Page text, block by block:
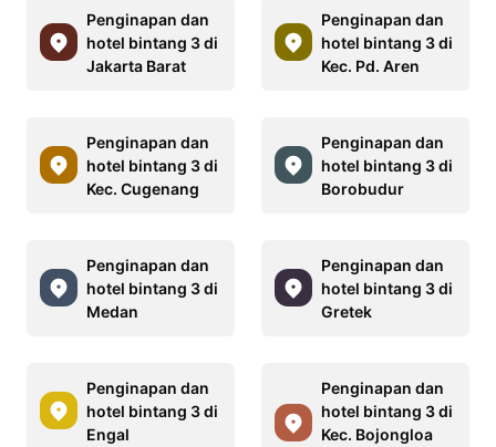
Penginapan dan
hotel bintang 3 di
Jakarta Barat
Penginapan dan
hotel bintang 3 di
Kec. Pd. Aren
Penginapan dan
hotel bintang 3 di
Kec. Cugenang
Penginapan dan
hotel bintang 3 di
Borobudur
Penginapan dan
hotel bintang 3 di
Medan
Penginapan dan
hotel bintang 3 di
Gretek
Penginapan dan
hotel bintang 3 di
Engal
Penginapan dan
hotel bintang 3 di
Kec. Bojongloa